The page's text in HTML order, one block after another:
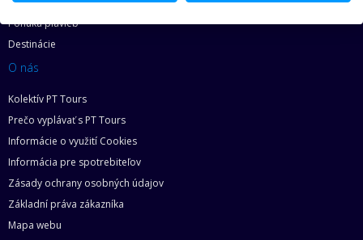
Ponuka plavieb
Destinácie
O nás
Kolektív PT Tours
Prečo vyplávať s PT Tours
Informácie o využití Cookies
Informácia pre spotrebiteľov
Zásady ochrany osobných údajov
Základní práva zákazníka
Mapa webu